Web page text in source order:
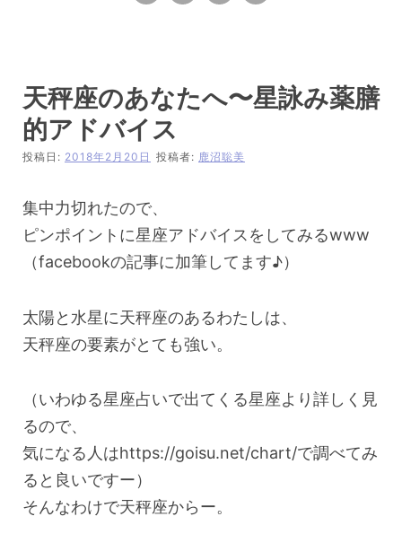
天秤座のあなたへ〜星詠み薬膳
的アドバイス
投稿日: 2018年2月20日 投稿者: 鹿沼聡美
集中力切れたので、
ピンポイントに星座アドバイスをしてみるwww
（facebookの記事に加筆してます♪）
太陽と水星に天秤座のあるわたしは、
天秤座の要素がとても強い。
（いわゆる星座占いで出てくる星座より詳しく見
るので、
気になる人はhttps://goisu.net/chart/で調べてみ
ると良いですー）
そんなわけで天秤座からー。